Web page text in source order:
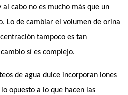
cabo no es mucho más que un
Lo de cambiar el volumen de orina
tampoco es tan
sí es complejo.
de agua dulce incorporan iones
opuesto a lo que hacen las